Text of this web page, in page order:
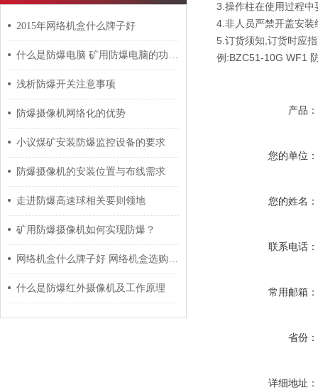
2015年网络机盒什么牌子好
什么是防爆电脑 矿用防爆电脑的功能特点介绍
浅析防爆开关注意事项
防爆摄像机网络化的优势
小议煤矿安装防爆监控设备的要求
防爆摄像机的安装位置与布线需求
走进防爆高速球相关要则领地
矿用防爆摄像机如何实现防爆？
网络机盒什么牌子好 网络机盒选购技巧析读
什么是防爆红外摄像机及工作原理
3.操作柱在使用过程
4.非人员严禁开盖安装
5.订货须知,订货时应
例:BZC51-10G WF1
产品：
您的单位：
您的姓名：
联系电话：
常用邮箱：
省份：
详细地址：